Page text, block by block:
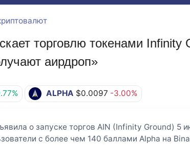
торговлю токенами Infinity
аирдроп»
ALPHA $0.0097 -3.00%
о запуске торгов AIN (Infinity Ground) 5
с более чем 140 баллами Alpha на